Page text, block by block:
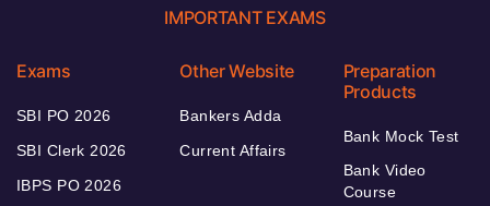
IMPORTANT EXAMS
Exams
SBI PO 2026
SBI Clerk 2026
IBPS PO 2026
Other Website
Bankers Adda
Current Affairs
Preparation
Products
Bank Mock Test
Bank Video
Course